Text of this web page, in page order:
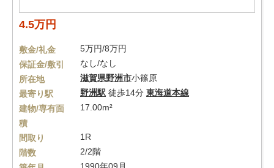
4.5万円
敷金/礼金
5万円/8万円
保証金/敷引
なし/なし
所在地
滋賀県野洲市小篠原
最寄り駅
野洲駅 徒歩14分 東海道本線
建物/専有面
積
17.00m²
間取り
1R
階数
2/2階